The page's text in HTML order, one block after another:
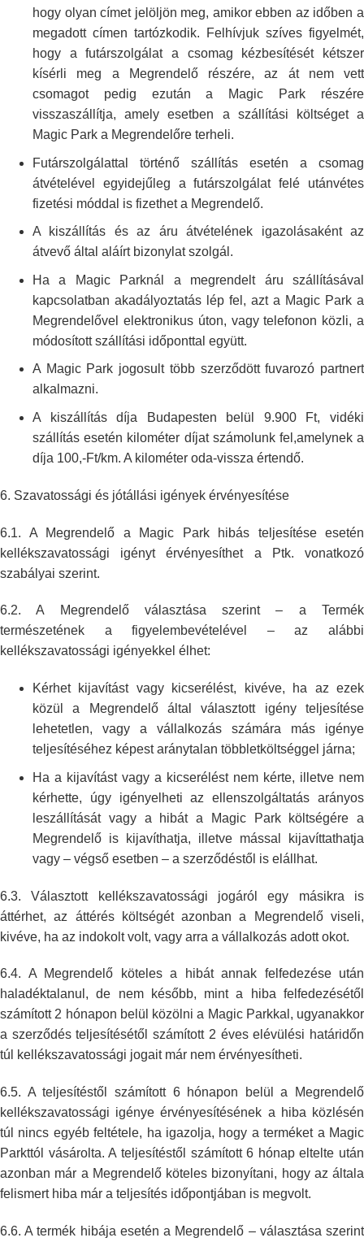
hogy olyan címet jelöljön meg, amikor ebben az időben a
megadott címen tartózkodik. Felhívjuk szíves figyelmét,
hogy a futárszolgálat a csomag kézbesítését kétszer
kísérli meg a Megrendelő részére, az át nem vett
csomagot pedig ezután a Magic Park részére
visszaszállítja, amely esetben a szállítási költséget a
Magic Park a Megrendelőre terheli.
Futárszolgálattal történő szállítás esetén a csomag
átvételével
egyidejűleg a futárszolgálat felé utánvétes
fizetési móddal is fizethet a Megrendelő.
A kiszállítás és az áru átvételének igazolásaként az
átvevő által aláírtbizonylat szolgál.
Ha a Magic Parknál a megrendelt áru szállításával
kapcsolatban akadályoztatás lép fel, azt a Magic Park a
Megrendelővel elektronikus úton, vagy telefonon közli, a
módosított szállítási időponttal együtt.
A Magic Park jogosult több szerződött fuvarozó partnert
alkalmazni.
A kiszállítás díja Budapesten belül 9.900 Ft, vidéki
szállítás esetén kilométer díjat számolunk fel,amelynek a
díja 100,-Ft/km. A kilométer oda-vissza értendő.
6. Szavatossági és jótállási igények érvényesítése
6.1. A Megrendelő a Magic Park hibás teljesítése esetén
kellékszavatossági igényt érvényesíthet a Ptk. vonatkozó
szabályai szerint.
6.2. A Megrendelő választása szerint – a Termék
természetének a figyelembevételével – az alábbi
kellékszavatossági igényekkel élhet:
Kérhet kijavítást vagy kicserélést, kivéve, ha az ezek
közül a Megrendelőáltal választott igény teljesítése
lehetetlen, vagy a vállalkozás számára más igénye
teljesítéséhez képest aránytalan többletköltséggel járna;
Ha a kijavítást vagy a kicserélést nem kérte, illetve nem
kérhette, úgyigényelheti az ellenszolgáltatás arányos
leszállítását vagy a hibát a MagicPark költségére a
Megrendelő is kijavíthatja, illetve mással
kijavíttathatja
vagy – végső esetben – a szerződéstől is elállhat.
6.3. Választott kellékszavatossági jogáról egy másikra is
áttérhet, az áttérés költségét azonban a Megrendelő viseli,
kivéve, ha az indokolt volt, vagy arra a vállalkozás adott okot.
6.4. A Megrendelő köteles a hibát annak felfedezése után
haladéktalanul, de nem később, mint a hiba felfedezésétől
számított 2 hónapon belül közölni a Magic Parkkal, ugyanakkor
a szerződés teljesítésétől számított 2 éveselévülési határidőn
túl kellékszavatossági jogait már nem érvényesítheti.
6.5. A teljesítéstől számított 6 hónapon belül a Megrendelő
kellékszavatossági igénye érvényesítésének a hiba közlésén
túl nincs egyébfeltétele, ha igazolja, hogy a terméket a Magic
Parkttól vásárolta. A teljesítéstől számított 6 hónap eltelte után
azonban már a Megrendelőköteles bizonyítani, hogy az általa
felismert hiba már a teljesítés időpontjában is megvolt.
6.6. A termék hibája esetén a Megrendelő – választása szerint